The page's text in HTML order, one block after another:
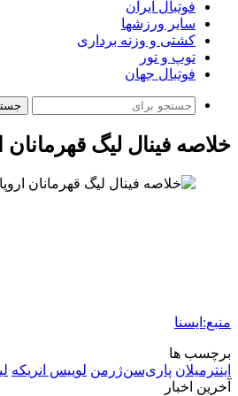
فوتبال ایران
سایر ورزشها
کشتی و وزنه برداری
توپ و تور
فوتبال جهان
خلاصه فینال لیگ قهرمانان اروپا ۲۰۲۵/ پاری‌سن‌ژرمن ۵
منبع:ایسنا
برچسب ها
اینترمیلان پاری‌سن‌ژرمن لوییس انریکه
آخرین اخبار